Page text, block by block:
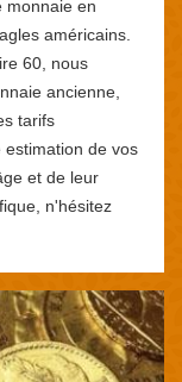
monnaie en
américains.
60, nous
ancienne,
tarifs
de vos
et de leur
n'hésitez